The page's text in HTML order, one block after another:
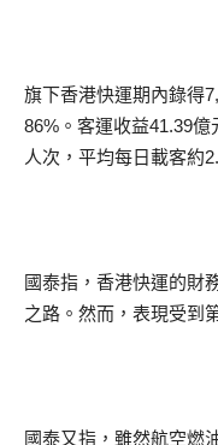
旗下香港快運期內錄得
86%。客運收益41.39
人次，平均每日載客約
國泰指，香港快運的財
之路。然而，表現受到
國泰又指，雖然航空燃